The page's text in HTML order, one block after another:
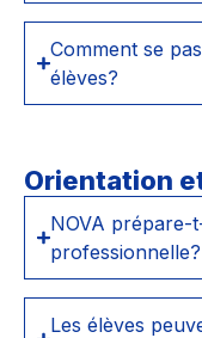
Comment se
élèves?
Orientation
NOVA prépare-
professionnelle?
Les élèves